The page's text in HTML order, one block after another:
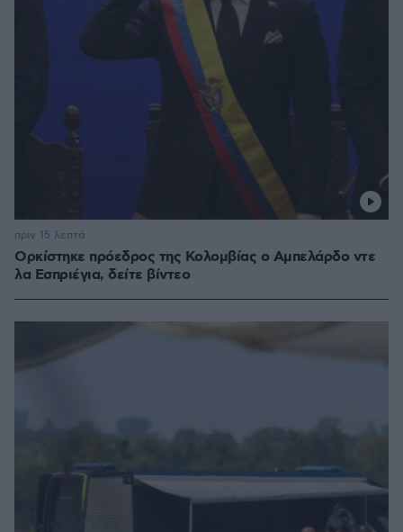
Ορκίστηκε πρόεδρος της Κολομβίας ο Αμπελάρδο ντε
λα Εσπριέγια, δείτε βίντεο
πριν 15 λεπτά